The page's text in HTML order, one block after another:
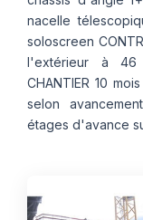
nacelle
soloscreen
l'extérieur à 46
CHANTIER 10
selon
étages d'avance